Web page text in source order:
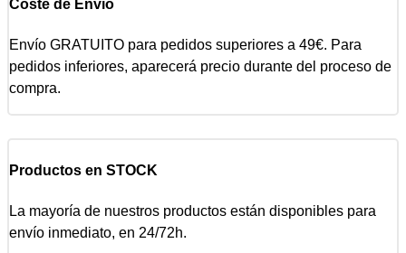
Coste de Envío
Envío GRATUITO para pedidos superiores a 49€. Para
pedidos inferiores, aparecerá precio durante del proceso de
compra.
Productos en STOCK
La mayoría de nuestros productos están disponibles para
envío inmediato, en 24/72h.